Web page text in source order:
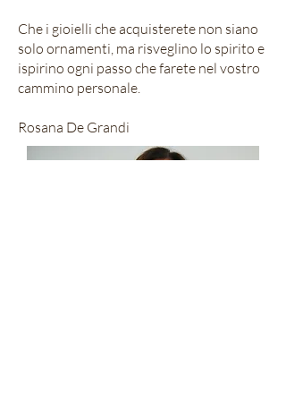
Che i gioielli che acquisterete non siano
solo ornamenti, ma risveglino lo spirito e
ispirino ogni passo che farete nel vostro
cammino personale.
Rosana De Grandi